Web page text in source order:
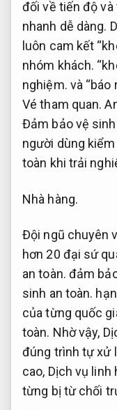
đối về tiến độ
nhanh dễ dàng.
luôn cam kết
nhóm khách.
nghiệm. và “báo
Vé tham quan.
Đảm bảo vệ sinh
người dùng
toàn khi trải
Nhà hàng.
Đội ngũ chuyên
hơn 20 đại sứ
an toàn. đảm
sinh an toàn.
của từng quốc
toàn. Nhờ vậy,
đúng trình tự xử
cao, Dịch vụ linh
từng bị từ chối